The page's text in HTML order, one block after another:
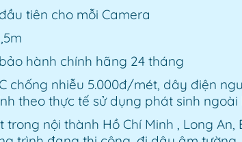
tiên cho mỗi Camera
hành chính hãng 24 tháng
chống nhiễu 5.000đ/mét, dây điện
theo thực tế sử dụng phát sinh ngoài
nội thành Hồ Chí Minh , Long An,